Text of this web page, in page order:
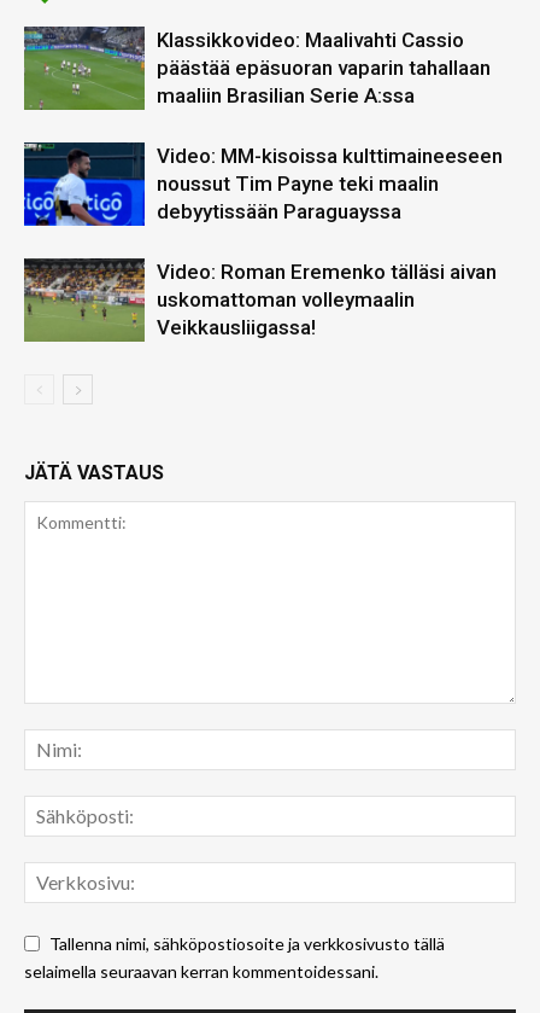
Klassikkovideo: Maalivahti Cassio
päästää epäsuoran vaparin tahallaan
maaliin Brasilian Serie A:ssa
Video: MM-kisoissa kulttimaineeseen
noussut Tim Payne teki maalin
debyytissään Paraguayssa
Video: Roman Eremenko tälläsi aivan
uskomattoman volleymaalin
Veikkausliigassa!
JÄTÄ VASTAUS
Tallenna nimi, sähköpostiosoite ja verkkosivusto tällä
selaimella seuraavan kerran kommentoidessani.